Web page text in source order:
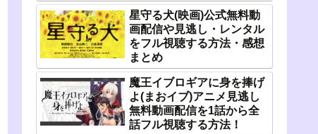
星守る犬(映画)公式無料動
画配信や見逃し・レンタル
をフル視聴する方法・感想
まとめ
魔王イブロギアに身を捧げ
よ(まおイブ)アニメ見逃し
無料動画配信を1話から全
話フル視聴する方法！